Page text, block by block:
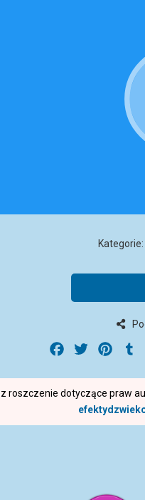
Kategorie:
Facebook
Twitter
roszczenie dotyczące praw